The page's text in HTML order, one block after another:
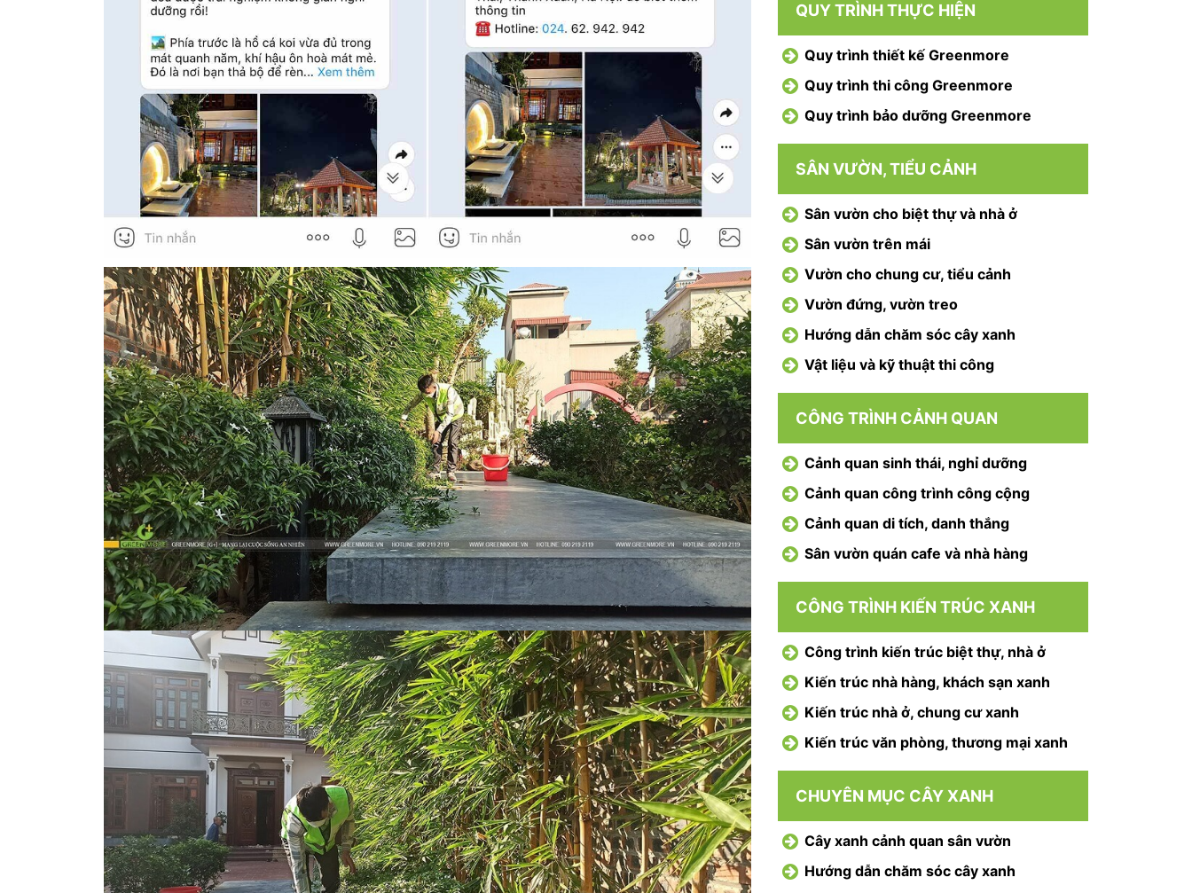
QUY TRÌNH THỰC HIỆN
Quy trình thiết kế Greenmore
Quy trình thi công Greenmore
Quy trình bảo dưỡng Greenmore
SÂN VƯỜN, TIỂU CẢNH
Sân vườn cho biệt thự và nhà ở
Sân vườn trên mái
Vườn cho chung cư, tiểu cảnh
Vườn đứng, vườn treo
Hướng dẫn chăm sóc cây xanh
Vật liệu và kỹ thuật thi công
CÔNG TRÌNH CẢNH QUAN
Cảnh quan sinh thái, nghỉ dưỡng
Cảnh quan công trình công cộng
Cảnh quan di tích, danh thắng
Sân vườn quán cafe và nhà hàng
CÔNG TRÌNH KIẾN TRÚC XANH
Công trình kiến trúc biệt thự, nhà ở
Kiến trúc nhà hàng, khách sạn xanh
Kiến trúc nhà ở, chung cư xanh
Kiến trúc văn phòng, thương mại xanh
CHUYÊN MỤC CÂY XANH
Cây xanh cảnh quan sân vườn
Hướng dẫn chăm sóc cây xanh